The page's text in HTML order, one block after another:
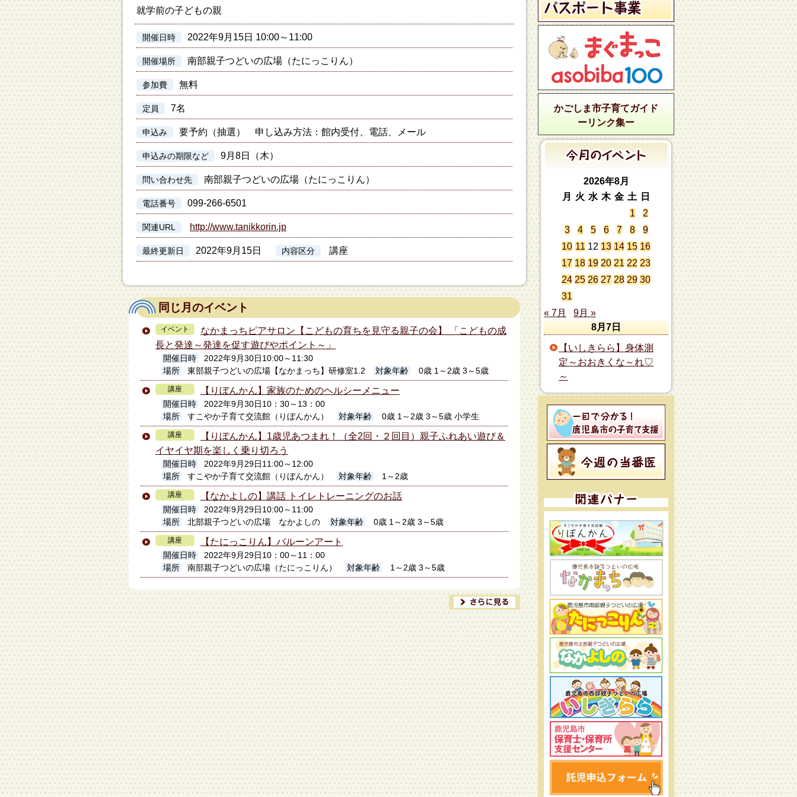
就学前の子どもの親
開催日時 2022年9月15日 10:00～11:00
開催場所 南部親子つどいの広場（たにっこりん）
参加費 無料
定員 7名
申込み 要予約（抽選） 申し込み方法：館内受付、電話、メール
申込みの期限など 9月8日（木）
問い合わせ先 南部親子つどいの広場（たにっこりん）
電話番号 099-266-6501
関連URL http://www.tanikkorin.jp
最終更新日 2022年9月15日 内容区分 講座
同じ月のイベント
イベント
なかまっちピアサロン【こどもの育ちを見守る親子の会】 「こどもの成
長と発達～発達を促す遊びやポイント～」
開催日時
2022年9月30日10:00～11:30
場所
東部親子つどいの広場【なかまっち】研修室1.2 対象年齢 0歳 1～2歳 3～5歳
講座 【りぼんかん】家族のためのヘルシーメニュー
開催日時
2022年9月30日10：30～13：00
場所
すこやか子育て交流館（りぼんかん） 対象年齢 0歳 1～2歳 3～5歳 小学生
講座
【りぼんかん】1歳児あつまれ！（全2回・２回目）親子ふれあい遊び＆
イヤイヤ期を楽しく乗り切ろう
開催日時
2022年9月29日11:00～12:00
場所
すこやか子育て交流館（りぼんかん） 対象年齢 1～2歳
講座 【なかよしの】講話 トイレトレーニングのお話
開催日時
2022年9月29日10:00～11:00
場所
北部親子つどいの広場 なかよしの 対象年齢 0歳 1～2歳 3～5歳
講座 【たにっこりん】バルーンアート
開催日時
2022年9月29日10：00～11：00
場所
南部親子つどいの広場（たにっこりん） 対象年齢 1～2歳 3～5歳
かごしま市子育てガイド
ーリンク集ー
2026年8月
月
火 水 木 金 土
日
1
2
3
4 5 6 7 8
9
10 11 12 13 14 15 16
17 18 19 20 21 22 23
24 25 26 27 28 29 30
31
« 7月
9月 »
8月7日
【いしきらら】身体測
定～おおきくな～れ♡
～